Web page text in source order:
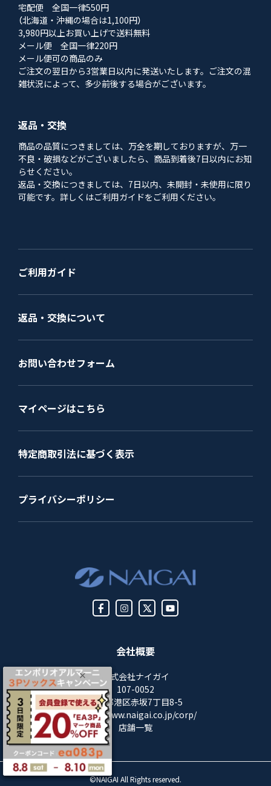
会社概要
株式会社ナイガイ
107-0052
東京都港区赤坂7丁目8-5
https://www.naigai.co.jp/corp/
店舗一覧
宅配便 全国一律550円
（北海道・沖縄の場合は1,100円）
3,980円以上お買い上げで送料無料
メール便 全国一律220円
メール便可の商品のみ
ご注文の翌日から3営業日以内に発送いたします。ご注文の混
雑状況によって、多少前後する場合がございます。
返品・交換
商品の品質につきましては、万全を期しておりますが、万一
不良・破損などがございましたら、商品到着後7日以内にお知
らせください。
返品・交換につきましては、7日以内、未開封・未使用に限り
可能です。詳しくはご利用ガイドをご利用ください。
ご利用ガイド
返品・交換について
お問い合わせフォーム
マイページはこちら
特定商取引法に基づく表示
プライバシーポリシー
©NAIGAI All Rights reserved.